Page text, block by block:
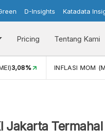
D-Insights Katadata
Pricing Tentang Kami
INFLASI MOM (MEI) 0,28%
Jakarta